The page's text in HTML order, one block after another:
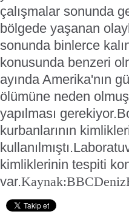
çalışmalar sonunda
bölgede yaşanan
sonunda binlerce
konusunda benzeri
ayında Amerika'nın
ölümüne neden
yapılması gerekiyor.
kurbanlarının
kullanılmıştı.
kimliklerinin tespiti
var.Kaynak:BBC